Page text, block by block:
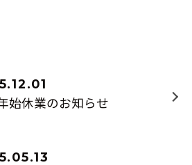
始休業のお知らせ